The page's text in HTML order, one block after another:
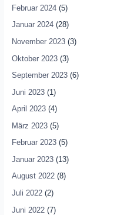
Februar 2024(5)
Januar 2024(28)
November 2023(3)
Oktober 2023(3)
September 2023(6)
Juni 2023(1)
April 2023(4)
März 2023(5)
Februar 2023(5)
Januar 2023(13)
August 2022(8)
Juli 2022(2)
Juni 2022(7)